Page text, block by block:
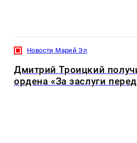
Новости Марий Эл
Дмитрий Троицкий
ордена «За заслуги